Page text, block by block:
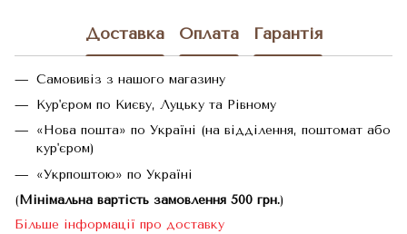
Доставка Оплата Гарантія
Самовивіз з нашого магазину
Кур'єром по Києву, Луцьку та Рівному
«Нова пошта» по Україні (на відділення, поштомат або
кур'єром)
«Укрпоштою» по Україні
(Мінімальна вартість замовлення 500 грн.)
Більше інформації про доставку